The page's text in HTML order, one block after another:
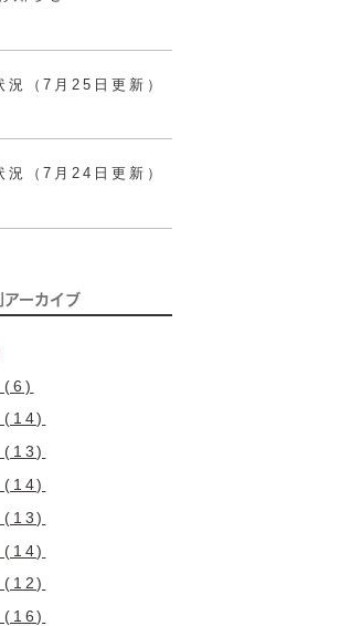
況（7月25日更新）
況（7月24日更新）
アーカイブ
(6)
(14)
(13)
(14)
(13)
(14)
(12)
(16)